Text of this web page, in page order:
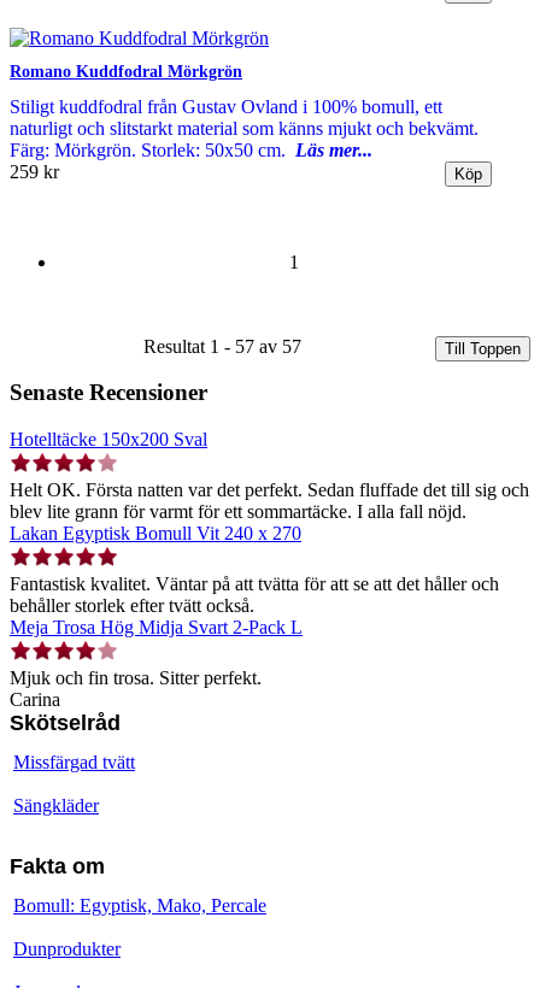
Romano Kuddfodral Mörkgrön
Stiligt kuddfodral från Gustav Ovland i 100% bomull, ett
naturligt och slitstarkt material som känns mjukt och bekvämt.
Färg: Mörkgrön. Storlek: 50x50 cm. Läs mer...
259 kr
1
Resultat 1 - 57 av 57 Till Toppen
Senaste Recensioner
Hotelltäcke 150x200 Sval
Helt OK. Första natten var det perfekt. Sedan fluffade det till sig och
blev lite grann för varmt för ett sommartäcke. I alla fall nöjd.
Lakan Egyptisk Bomull Vit 240 x 270
Fantastisk kvalitet. Väntar på att tvätta för att se att det håller och
behåller storlek efter tvätt också.
Meja Trosa Hög Midja Svart 2-Pack L
Mjuk och fin trosa. Sitter perfekt.
Carina
Skötselråd
Missfärgad tvätt
Sängkläder
Fakta om
Bomull: Egyptisk, Mako, Percale
Dunprodukter